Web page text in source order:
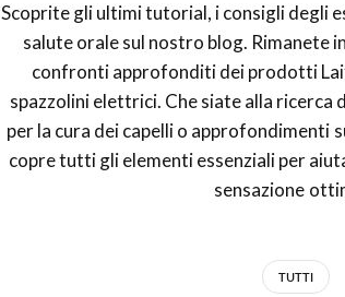
Scoprite gli ultimi tutorial, i consigli degli
salute orale sul nostro blog. Rimanete
confronti approfonditi dei prodotti
spazzolini elettrici. Che siate alla ricerca
per la cura dei capelli o approfondimenti
copre tutti gli elementi essenziali per
sensazione
TUTTI